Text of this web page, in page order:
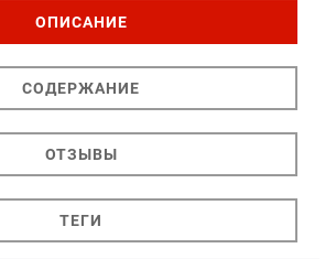
ОПИСАНИЕ
СОДЕРЖАНИЕ
ОТЗЫВЫ
ТЕГИ